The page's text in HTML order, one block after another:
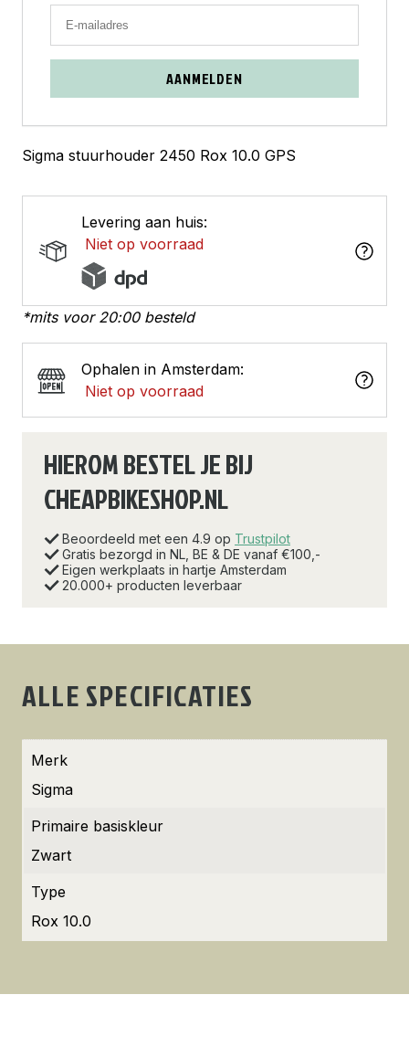
AANMELDEN
Sigma stuurhouder 2450 Rox 10.0 GPS
Levering aan huis:
Niet op voorraad
*mits voor 20:00 besteld
Ophalen in Amsterdam:
Niet op voorraad
HIEROM BESTEL JE BIJ
CHEAPBIKESHOP.NL
Beoordeeld met een 4.9 op Trustpilot
Gratis bezorgd in NL, BE & DE vanaf €100,-
Eigen werkplaats in hartje Amsterdam
20.000+ producten leverbaar
ALLE SPECIFICATIES
Merk
Sigma
Primaire basiskleur
Zwart
Type
Rox 10.0